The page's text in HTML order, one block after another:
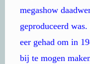
megashow
geproduceerd
eer gehad om in
bij te mogen